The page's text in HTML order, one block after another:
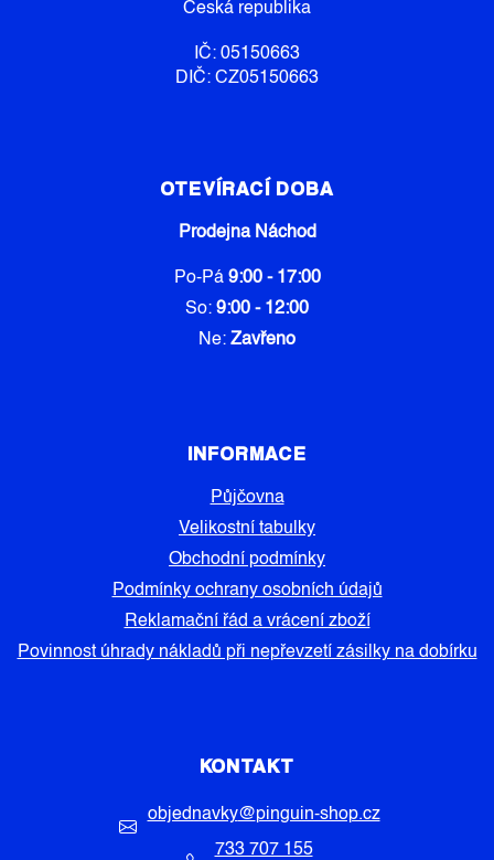
I
U
Česká republika
IČ: 05150663
DIČ: CZ05150663
OTEVÍRACÍ DOBA
Prodejna Náchod
Po-Pá 9:00 - 17:00
So: 9:00 - 12:00
Ne: Zavřeno
INFORMACE
Půjčovna
Velikostní tabulky
Obchodní podmínky
Podmínky ochrany osobních údajů
Reklamační řád a vrácení zboží
Povinnost úhrady nákladů při nepřevzetí zásilky na dobírku
KONTAKT
objednavky@pinguin-shop.cz
733 707 155